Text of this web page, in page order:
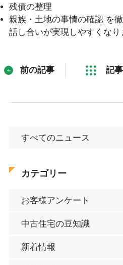
残債の整理
親族・土地の事情の確認 を
話し合いが実現しやすくなり
前の記事 記
すべてのニュース
カテゴリー
お客様アンケート
中古住宅の豆知識
新着情報